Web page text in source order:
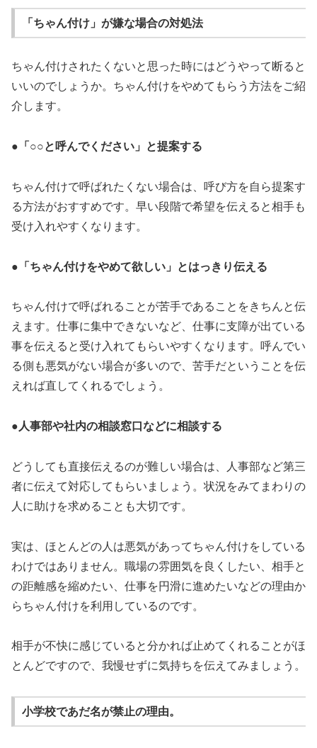
「ちゃん付け」が嫌な場合の対処法
ちゃん付けされたくないと思った時にはどうやって断ると
いいのでしょうか。ちゃん付けをやめてもらう方法をご紹
介します。
●「○○と呼んでください」と提案する
ちゃん付けで呼ばれたくない場合は、呼び方を自ら提案す
る方法がおすすめです。早い段階で希望を伝えると相手も
受け入れやすくなります。
●「ちゃん付けをやめて欲しい」とはっきり伝える
ちゃん付けで呼ばれることが苦手であることをきちんと伝
えます。仕事に集中できないなど、仕事に支障が出ている
事を伝えると受け入れてもらいやすくなります。呼んでい
る側も悪気がない場合が多いので、苦手だということを伝
えれば直してくれるでしょう。
●人事部や社内の相談窓口などに相談する
どうしても直接伝えるのが難しい場合は、人事部など第三
者に伝えて対応してもらいましょう。状況をみてまわりの
人に助けを求めることも大切です。
実は、ほとんどの人は悪気があってちゃん付けをしている
わけではありません。職場の雰囲気を良くしたい、相手と
の距離感を縮めたい、仕事を円滑に進めたいなどの理由か
らちゃん付けを利用しているのです。
相手が不快に感じていると分かれば止めてくれることがほ
とんどですので、我慢せずに気持ちを伝えてみましょう。
小学校であだ名が禁止の理由。